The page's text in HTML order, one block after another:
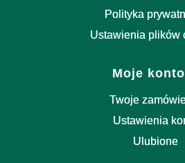
Polityka
Ustawienia plików
Moje konto
Twoje
Ustawienia
Ulubione